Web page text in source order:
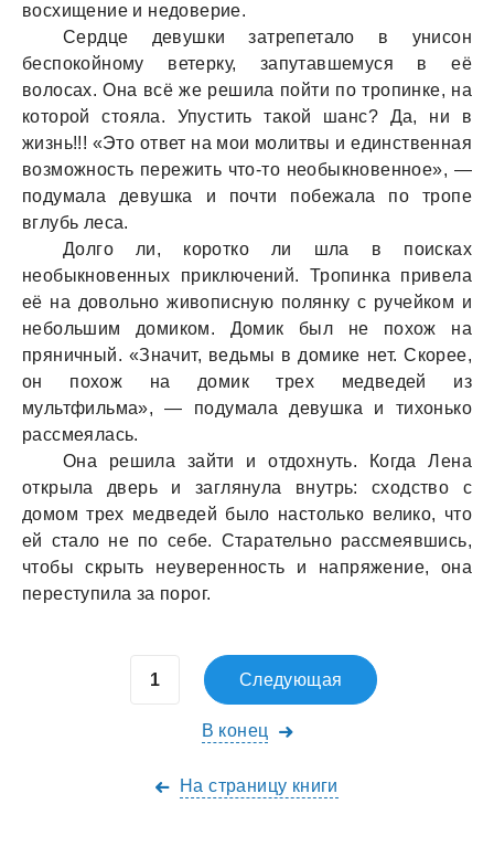
восхищение и недоверие.
Сердце девушки затрепетало в унисон
беспокойному ветерку, запутавшемуся в её
волосах. Она всё же решила пойти по тропинке, на
которой стояла. Упустить такой шанс? Да, ни в
жизнь!!! «Это ответ на мои молитвы и единственная
возможность пережить что-то необыкновенное», —
подумала девушка и почти побежала по тропе
вглубь леса.
Долго ли, коротко ли шла в поисках
необыкновенных приключений. Тропинка привела
её на довольно живописную полянку с ручейком и
небольшим домиком. Домик был не похож на
пряничный. «Значит, ведьмы в домике нет. Скорее,
он похож на домик трех медведей из
мультфильма», — подумала девушка и тихонько
рассмеялась.
Она решила зайти и отдохнуть. Когда Лена
открыла дверь и заглянула внутрь: сходство с
домом трех медведей было настолько велико, что
ей стало не по себе. Старательно рассмеявшись,
чтобы скрыть неуверенность и напряжение, она
переступила за порог.
Следующая
В конец
На страницу книги